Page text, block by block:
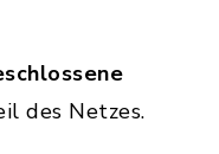
des Netzes.